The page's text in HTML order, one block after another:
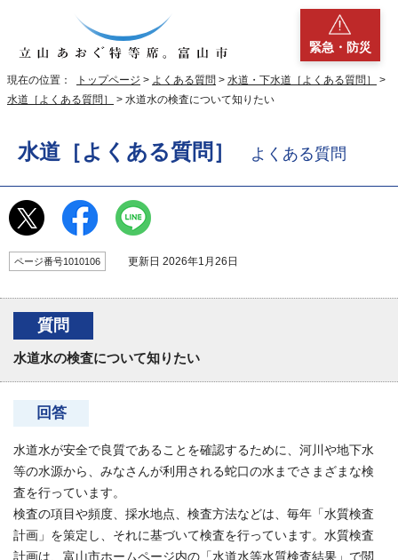
緊急・防災
現在の位置： トップページ > よくある質問 > 水道・下水道［よくある質問］
>
水道［よくある質問］
> 水道水の検査について知りたい
水道［よくある質問］ よくある質問
ページ番号1010106 更新日 2026年1月26日
質問
水道水の検査について知りたい
回答
水道水が安全で良質であることを確認するために、河川や地下水
等の水源から、みなさんが利用される蛇口の水までさまざまな検
査を行っています。
検査の項目や頻度、採水地点、検査方法などは、毎年「水質検査
計画」を策定し、それに基づいて検査を行っています。水質検査
計画は、富山市ホームページ内の「水道水等水質検査結果」で閲